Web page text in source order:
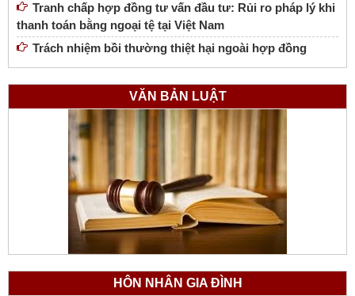
Tranh chấp hợp đồng tư vấn đầu tư: Rủi ro pháp lý khi
thanh toán bằng ngoại tệ tại Việt Nam
Trách nhiệm bồi thường thiệt hại ngoài hợp đồng
VĂN BẢN LUẬT
HÔN NHÂN GIA ĐÌNH